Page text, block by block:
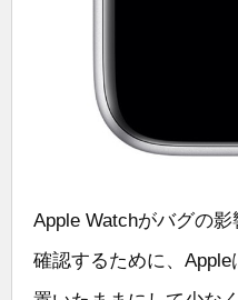
Apple Watchがバグの
確認するために、